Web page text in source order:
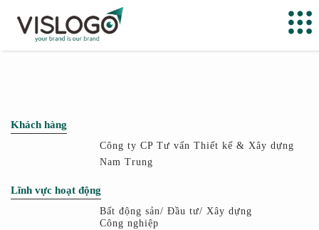
Khách hàng
Công ty CP Tư vấn Thiết kế & Xây dựng
Nam Trung
Lĩnh vực hoạt động
Bất động sản/ Đầu tư/ Xây dựng
Công nghiệp